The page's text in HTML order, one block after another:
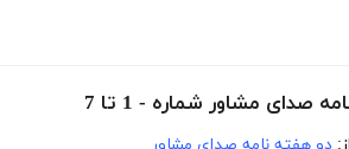
صدای مشاور شماره - 1 تا 7
از: دو هفته نامه صدای مشاور